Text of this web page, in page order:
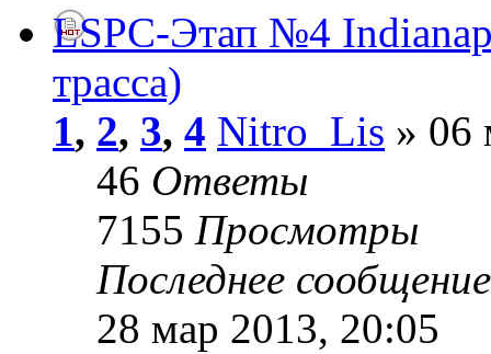
LSPC-Этап №4
трасса)
1, 2, 3, 4 Nitro_Lis » 06
46 Ответы
7155 Просмотры
Последнее
28 мар 2013, 20:05